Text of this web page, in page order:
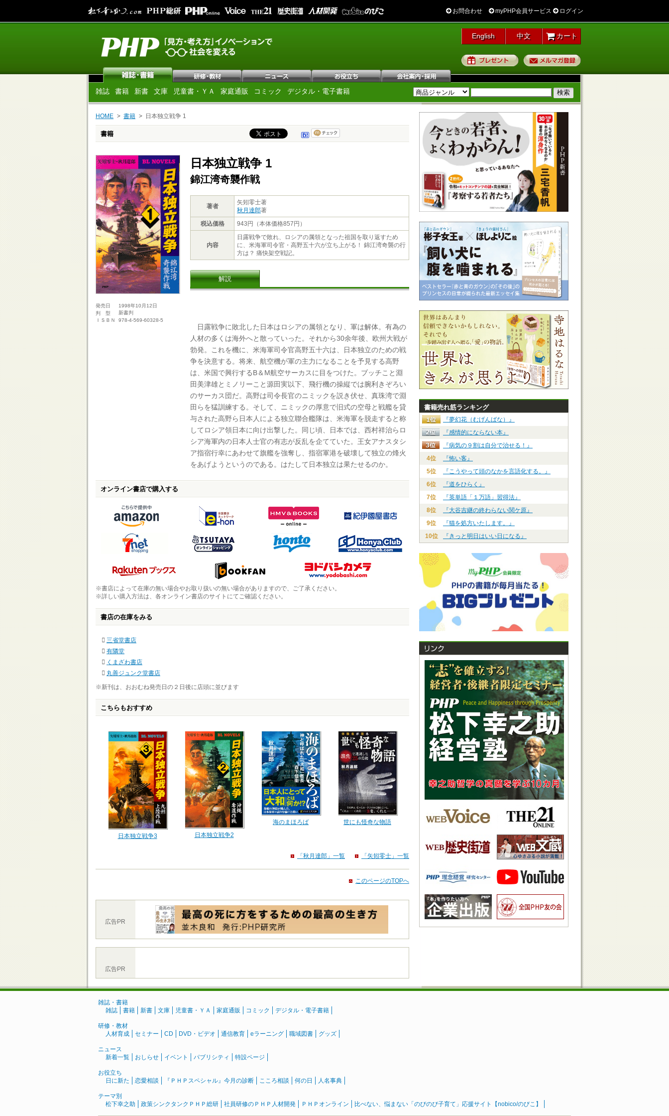
お問合わせ myPHP会員サービス ログイン
English 中文 カート
プレゼント
雑誌 書籍 新書 文庫 児童書・ＹＡ 家庭通販 コミック デジタル・電子書籍
HOME 書籍 日本独立戦争 1
書籍
発売日
1998年10月12日
判 型
新書判
ＩＳＢＮ
978-4-569-60328-5
日本独立戦争 1
錦江湾奇襲作戦
著者
矢矧零士著
秋月達郎著
税込価格
943円（本体価格857円）
内容
日露戦争で敗れ、ロシアの属領となった祖国を取り返すため
に、米海軍司令官・高野五十六が立ち上がる！ 錦江湾奇襲の行
方は？ 痛快架空戦記。
解説
日露戦争に敗北した日本はロシアの属領となり、軍は解体。有為の
人材の多くは海外へと散っていった。それから30余年後、欧州大戦が
勃発。これを機に、米海軍司令官高野五十六は、日本独立のための戦
争を決意する。将来、航空機が軍の主力になることを予見する高野
は、米国で興行するB＆M航空サーカスに目をつけた。ブッチこと淵
田美津雄とミノリーこと源田実以下、飛行機の操縦では腕利きぞろい
のサーカス団だ。高野は司令長官のニミックを説き伏せ、真珠湾で淵
田らを猛訓練する。そして、ニミックの厚意で旧式の空母と戦艦を貸
与された高野ら日本人による独立聯合艦隊は、米海軍を脱走すると称
してロシア領日本に向け出撃した。同じ頃、日本では、西村祥治らロ
シア海軍内の日本人士官の有志が反乱を企てていた。王女アナスタシ
ア指宿行幸にあわせて旗艦を強奪し、指宿軍港を破壊して独立の烽火
をあげようというのである。はたして日本独立は果たせるのか。
オンライン書店で購入する
※書店によって在庫の無い場合やお取り扱いの無い場合がありますので、ご了承ください。
※詳しい購入方法は、各オンライン書店のサイトにてご確認ください。
書店の在庫をみる
三省堂書店
有隣堂
くまざわ書店
丸善ジュンク堂書店
※新刊は、おおむね発売日の２日後に店頭に並びます
こちらもおすすめ
日本独立戦争3 日本独立戦争2
海のまほろば 世にも怪奇な物語
「矢矧零士」一覧
「秋月達郎」一覧
このページのTOPへ
広告PR
広告PR
書籍売れ筋ランキング
『夢幻花（むげんばな）』
『感情的にならない本』
『病気の９割は自分で治せる！』
4位
『怖い客』
5位
『こうやって頭のなかを言語化する。』
6位
『道をひらく』
7位
『英単語「１万語」習得法』
8位
『大谷吉継の終わらない関ケ原』
9位
『猫を処方いたします。』
10位
『きっと明日はいい日になる』
雑誌・書籍
雑誌
書籍 新書 文庫 児童書・ＹＡ 家庭通販 コミック デジタル・電子書籍
研修・教材
人材育成
セミナー CD DVD・ビデオ 通信教育 eラーニング 職域図書 グッズ
ニュース
新着一覧
おしらせ イベント パブリシティ 特設ページ
お役立ち
日に新た
恋愛相談 『ＰＨＰスペシャル』今月の診断 こころ相談 何の日 人名事典
テーマ別
松下幸之助
政策シンクタンクＰＨＰ総研 社員研修のＰＨＰ人材開発 ＰＨＰオンライン 比べない、悩まない「のびのび子育て」応援サイト【nobico/のびこ】